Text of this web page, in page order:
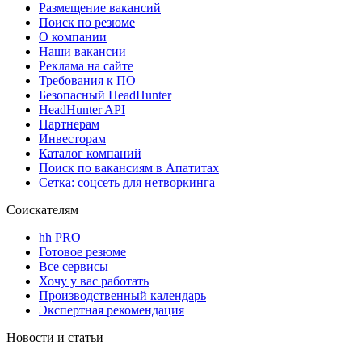
Размещение вакансий
Поиск по резюме
О компании
Наши вакансии
Реклама на сайте
Требования к ПО
Безопасный HeadHunter
HeadHunter API
Партнерам
Инвесторам
Каталог компаний
Поиск по вакансиям в Апатитах
Сетка: соцсеть для нетворкинга
Соискателям
hh PRO
Готовое резюме
Все сервисы
Хочу у вас работать
Производственный календарь
Экспертная рекомендация
Новости и статьи